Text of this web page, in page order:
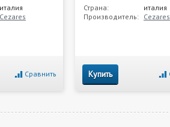
италия
Cezares
Сравнить
Страна:
италия
Производитель: Cezares
Купить